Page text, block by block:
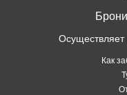
Как